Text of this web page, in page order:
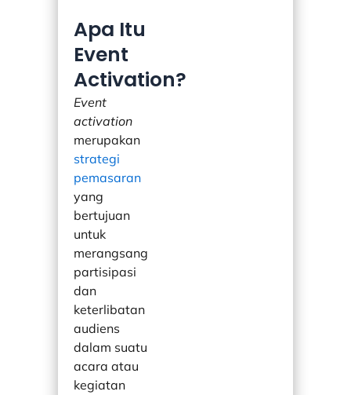
Apa Itu
Event
Activation?
Event
activation
merupakan
strategi
pemasaran
yang
bertujuan
untuk
merangsang
partisipasi
dan
keterlibatan
audiens
dalam suatu
acara atau
kegiatan